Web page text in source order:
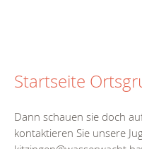
Startseite
Dann schauen sie doch
kontaktieren Sie unsere